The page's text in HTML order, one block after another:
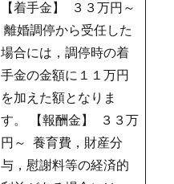
【着手金】 ３３万円～
離婚調停から受任した
場合には，調停時の着
手金の金額に１１万円
を加えた額となりま
す。 【報酬金】 ３３万
円～ 養育費，財産分
与，慰謝料等の経済的